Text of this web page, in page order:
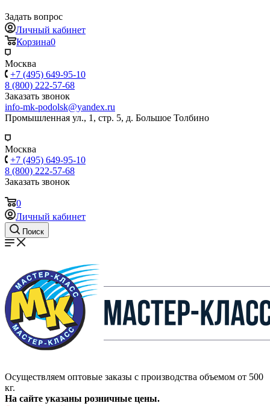
Задать вопрос
Личный кабинет
Корзина0
Москва
+7 (495) 649-95-10
8 (800) 222-57-68
Заказать звонок
info-mk-podolsk@yandex.ru
Промышленная ул., 1, стр. 5, д. Большое Толбино
Москва
+7 (495) 649-95-10
8 (800) 222-57-68
Заказать звонок
0
Личный кабинет
Поиск
Осуществляем оптовые заказы с производства объемом от 500
кг.
На сайте указаны розничные цены.